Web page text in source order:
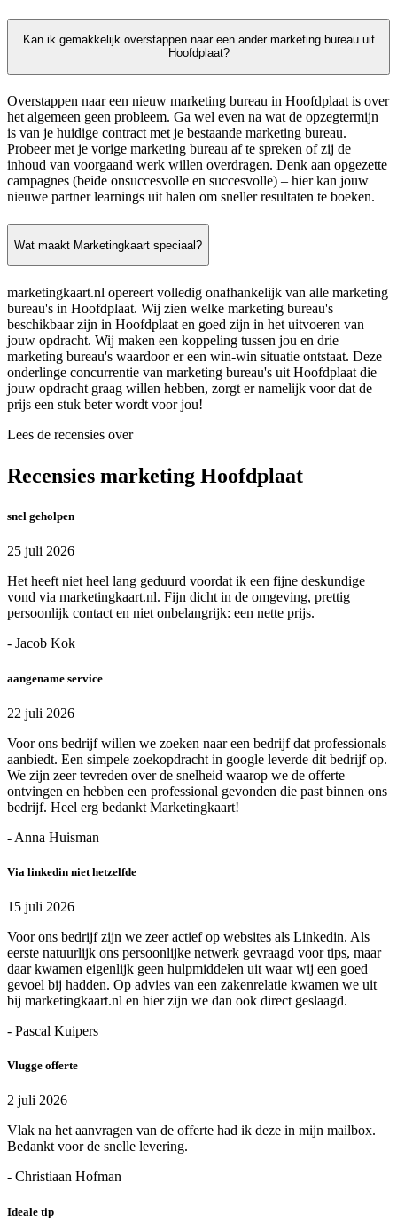
Kan ik gemakkelijk overstappen naar een ander marketing bureau uit
Hoofdplaat?
Overstappen naar een nieuw marketing bureau in Hoofdplaat is over
het algemeen geen probleem. Ga wel even na wat de opzegtermijn
is van je huidige contract met je bestaande marketing bureau.
Probeer met je vorige marketing bureau af te spreken of zij de
inhoud van voorgaand werk willen overdragen. Denk aan opgezette
campagnes (beide onsuccesvolle en succesvolle) – hier kan jouw
nieuwe partner learnings uit halen om sneller resultaten te boeken.
Wat maakt Marketingkaart speciaal?
marketingkaart.nl opereert volledig onafhankelijk van alle marketing
bureau's in Hoofdplaat. Wij zien welke marketing bureau's
beschikbaar zijn in Hoofdplaat en goed zijn in het uitvoeren van
jouw opdracht. Wij maken een koppeling tussen jou en drie
marketing bureau's waardoor er een win-win situatie ontstaat. Deze
onderlinge concurrentie van marketing bureau's uit Hoofdplaat die
jouw opdracht graag willen hebben, zorgt er namelijk voor dat de
prijs een stuk beter wordt voor jou!
Lees de recensies over
Recensies marketing Hoofdplaat
snel geholpen
25 juli 2026
Het heeft niet heel lang geduurd voordat ik een fijne deskundige
vond via marketingkaart.nl. Fijn dicht in de omgeving, prettig
persoonlijk contact en niet onbelangrijk: een nette prijs.
- Jacob Kok
aangename service
22 juli 2026
Voor ons bedrijf willen we zoeken naar een bedrijf dat professionals
aanbiedt. Een simpele zoekopdracht in google leverde dit bedrijf op.
We zijn zeer tevreden over de snelheid waarop we de offerte
ontvingen en hebben een professional gevonden die past binnen ons
bedrijf. Heel erg bedankt Marketingkaart!
- Anna Huisman
Via linkedin niet hetzelfde
15 juli 2026
Voor ons bedrijf zijn we zeer actief op websites als Linkedin. Als
eerste natuurlijk ons persoonlijke netwerk gevraagd voor tips, maar
daar kwamen eigenlijk geen hulpmiddelen uit waar wij een goed
gevoel bij hadden. Op advies van een zakenrelatie kwamen we uit
bij marketingkaart.nl en hier zijn we dan ook direct geslaagd.
- Pascal Kuipers
Vlugge offerte
2 juli 2026
Vlak na het aanvragen van de offerte had ik deze in mijn mailbox.
Bedankt voor de snelle levering.
- Christiaan Hofman
Ideale tip